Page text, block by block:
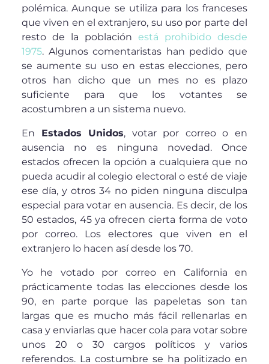
polémica. Aunque se utiliza para los franceses
que viven en el extranjero, su uso por parte del
resto de la población está prohibido desde
1975. Algunos comentaristas han pedido que
se aumente su uso en estas elecciones, pero
otros han dicho que un mes no es plazo
suficiente para que los votantes se
acostumbren a un sistema nuevo.
En Estados Unidos, votar por correo o en
ausencia no es ninguna novedad. Once
estados ofrecen la opción a cualquiera que no
pueda acudir al colegio electoral o esté de viaje
ese día, y otros 34 no piden ninguna disculpa
especial para votar en ausencia. Es decir, de los
50 estados, 45 ya ofrecen cierta forma de voto
por correo. Los electores que viven en el
extranjero lo hacen así desde los 70.
Yo he votado por correo en California en
prácticamente todas las elecciones desde los
90, en parte porque las papeletas son tan
largas que es mucho más fácil rellenarlas en
casa y enviarlas que hacer cola para votar sobre
unos 20 o 30 cargos políticos y varios
referendos. La costumbre se ha politizado en